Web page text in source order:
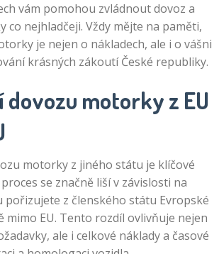
vám pomohou zvládnout dovoz a
co nejhladčeji. Vždy mějte na paměti,
je nejen o nákladech, ale i o vášni
krásných zákoutí České republiky.
dovozu motorky z EU
motorky z jiného státu je klíčové
se značně liší v závislosti na
pořizujete z členského státu Evropské
mimo EU. Tento rozdíl ovlivňuje nejen
ale i celkové náklady a časové